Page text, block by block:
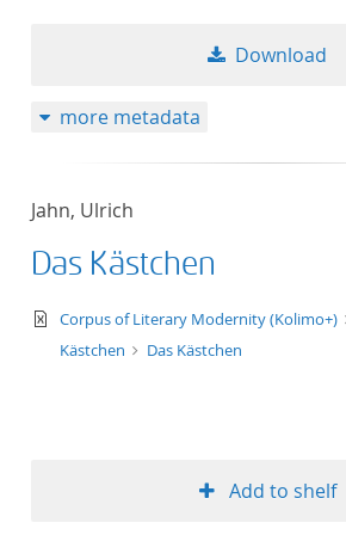
Download
more metadata
Jahn, Ulrich
Das Kästchen
text/xml
Corpus of Literary Modernity (Kolimo+)
Kästchen
Das Kästchen
Add to shelf